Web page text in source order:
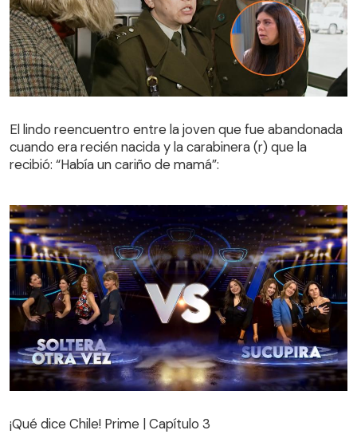
cuando era recién nacida y la carabinera (r) que la
recibió: “Había un cariño de mamá”:
El lindo reencuentro entre la joven que fue abandonada
cuando era recién nacida y la carabinera (r) que la
recibió: “Había un cariño de mamá”:
¡Qué dice Chile! Prime | Capítulo 3